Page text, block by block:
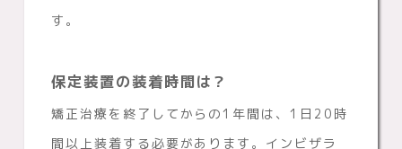
す。
保定装置の装着時間は？
矯正治療を終了してからの1年間は、1日20時
間以上装着する必要があります。インビザラ